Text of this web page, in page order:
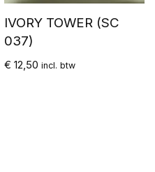
IVORY TOWER (SC
037)
€ 12,50 incl. btw